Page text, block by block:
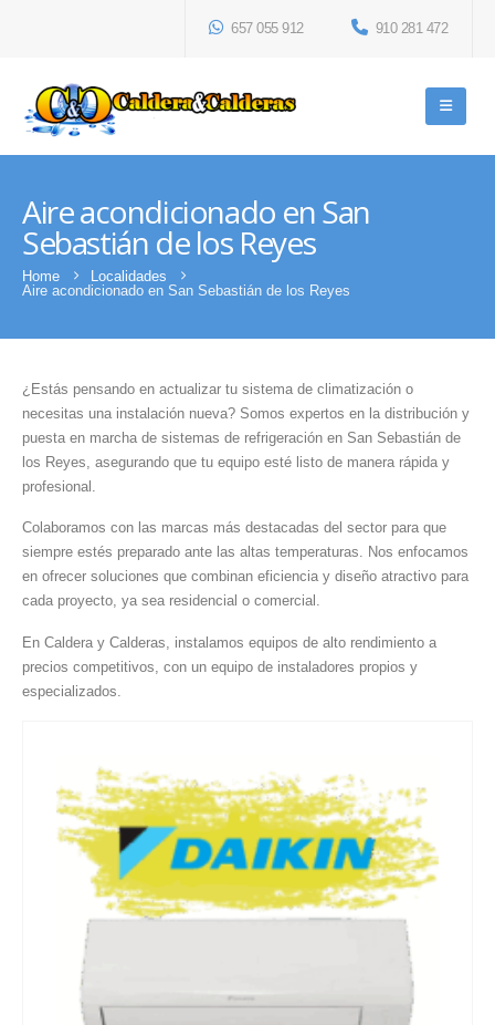
657 055 912 910 281 472
Aire acondicionado en San
Sebastián de los Reyes
Home
Localidades
Aire acondicionado en San Sebastián de los Reyes
¿Estás pensando en actualizar tu sistema de climatización o
necesitas una instalación nueva? Somos expertos en la distribución y
puesta en marcha de sistemas de refrigeración en San Sebastián de
los Reyes, asegurando que tu equipo esté listo de manera rápida y
profesional.
Colaboramos con las marcas más destacadas del sector para que
siempre estés preparado ante las altas temperaturas. Nos enfocamos
en ofrecer soluciones que combinan eficiencia y diseño atractivo para
cada proyecto, ya sea residencial o comercial.
En Caldera y Calderas, instalamos equipos de alto rendimiento a
precios competitivos, con un equipo de instaladores propios y
especializados.